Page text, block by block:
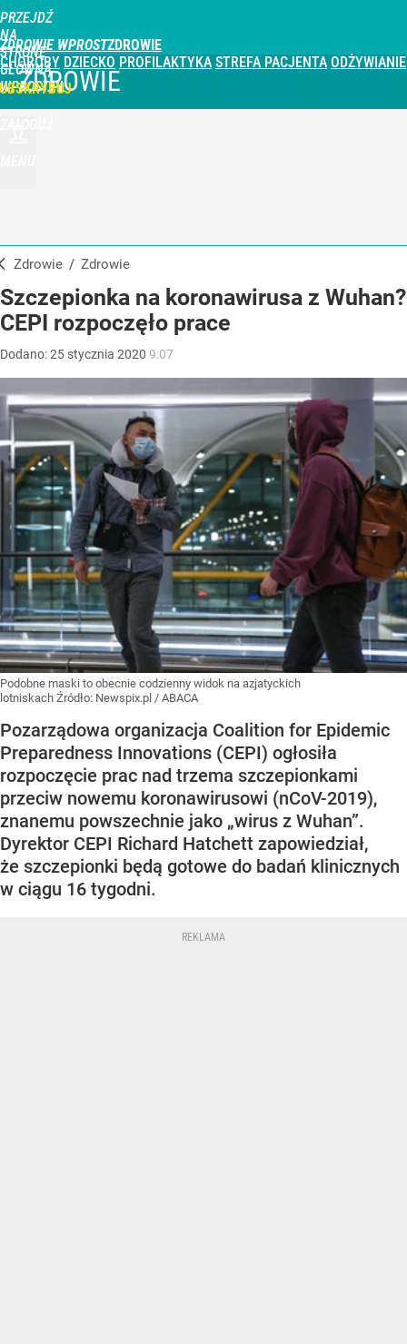
PRZEJDŹ
NA
STRONĘ
GŁÓWNĄ
WPROST.PL
ZDROWIE WPROST
CHOROBY DZIECKO PROFILAKTYKA STREFA PACJENTA ODŻYWIANIE
ZDROWIE
Zdrowie / Zdrowie
Szczepionka na koronawirusa z Wuhan?
CEPI rozpoczęło prace
Dodano:25 stycznia 2020 9:07
Podobne maski to obecnie codzienny widok na azjatyckich
lotniskach Źródło: Newspix.pl / ABACA
Pozarządowa organizacja Coalition for Epidemic
Preparedness Innovations (CEPI) ogłosiła
rozpoczęcie prac nad trzema szczepionkami
przeciw nowemu koronawirusowi (nCoV-2019),
znanemu powszechnie jako „wirus z Wuhan”.
Dyrektor CEPI Richard Hatchett zapowiedział,
że szczepionki będą gotowe do badań klinicznych
w ciągu 16 tygodni.